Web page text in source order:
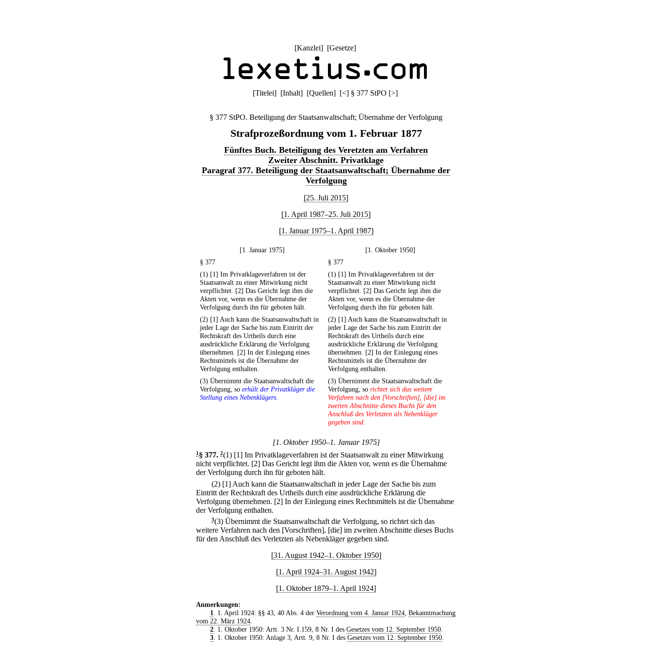
[Kanzlei] [Gesetze]
[Titelei] [Inhalt] [Quellen] [<] § 377 StPO [>]
§ 377 StPO. Beteiligung der Staatsanwaltschaft; Übernahme der Verfolgung
Strafprozeßordnung vom 1. Februar 1877
Fünftes Buch. Beteiligung des Veretzten am Verfahren
Zweiter Abschnitt. Privatklage
Paragraf 377. Beteiligung der Staatsanwaltschaft; Übernahme der
Verfolgung
[25. Juli 2015]
[1. April 1987–25. Juli 2015]
[1. Januar 1975–1. April 1987]
[1. Januar 1975]
[1. Oktober 1950]
§ 377
§ 377
(1) [1] Im Privatklageverfahren ist der
Staatsanwalt zu einer Mitwirkung nicht
verpflichtet. [2] Das Gericht legt ihm die
Akten vor, wenn es die Übernahme der
Verfolgung durch ihn für geboten hält.
(1) [1] Im Privatklageverfahren ist der
Staatsanwalt zu einer Mitwirkung nicht
verpflichtet. [2] Das Gericht legt ihm die
Akten vor, wenn es die Übernahme der
Verfolgung durch ihn für geboten hält.
(2) [1] Auch kann die Staatsanwaltschaft in
jeder Lage der Sache bis zum Eintritt der
Rechtskraft des Urtheils durch eine
ausdrückliche Erklärung die Verfolgung
übernehmen. [2] In der Einlegung eines
Rechtsmittels ist die Übernahme der
Verfolgung enthalten.
(2) [1] Auch kann die Staatsanwaltschaft in
jeder Lage der Sache bis zum Eintritt der
Rechtskraft des Urtheils durch eine
ausdrückliche Erklärung die Verfolgung
übernehmen. [2] In der Einlegung eines
Rechtsmittels ist die Übernahme der
Verfolgung enthalten.
(3) Übernimmt die Staatsanwaltschaft die
Verfolgung, so erhält der Privatkläger die
Stellung eines Nebenklägers.
(3) Übernimmt die Staatsanwaltschaft die
Verfolgung, so richtet sich das weitere
Verfahren nach den [Vorschriften], [die] im
zweiten Abschnitte dieses Buchs für den
Anschluß des Verletzten als Nebenkläger
gegeben sind.
[1. Oktober 1950–1. Januar 1975]
1§ 377. 2(1) [1] Im Privatklageverfahren ist der Staatsanwalt zu einer Mitwirkung
nicht verpflichtet. [2] Das Gericht legt ihm die Akten vor, wenn es die Übernahme
der Verfolgung durch ihn für geboten hält.
(2) [1] Auch kann die Staatsanwaltschaft in jeder Lage der Sache bis zum
Eintritt der Rechtskraft des Urtheils durch eine ausdrückliche Erklärung die
Verfolgung übernehmen. [2] In der Einlegung eines Rechtsmittels ist die Übernahme
der Verfolgung enthalten.
3(3) Übernimmt die Staatsanwaltschaft die Verfolgung, so richtet sich das
weitere Verfahren nach den [Vorschriften], [die] im zweiten Abschnitte dieses Buchs
für den Anschluß des Verletzten als Nebenkläger gegeben sind.
[31. August 1942–1. Oktober 1950]
[1. April 1924–31. August 1942]
[1. Oktober 1879–1. April 1924]
Anmerkungen:
1
. 1. April 1924: §§ 43, 40 Abs. 4 der Verordnung vom 4. Januar 1924, Bekanntmachung
vom 22. März 1924
2. 1. Oktober 1950: Artt. 3 Nr. I.159, 8 Nr. I des Gesetzes vom 12. September 1950.
3. 1. Oktober 1950: Anlage 3, Artt. 9, 8 Nr. I des Gesetzes vom 12. September 1950.